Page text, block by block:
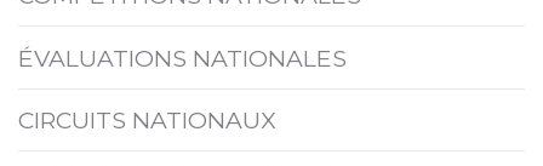
ÉVALUATIONS NATIONALES
CIRCUITS NATIONAUX